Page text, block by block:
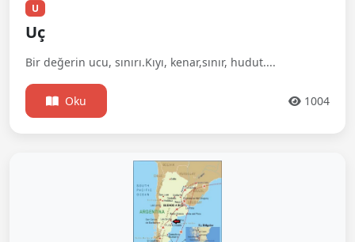
U
Uç
Bir değerin ucu, sınırı.Kıyı, kenar,sınır, hudut....
Oku 1004